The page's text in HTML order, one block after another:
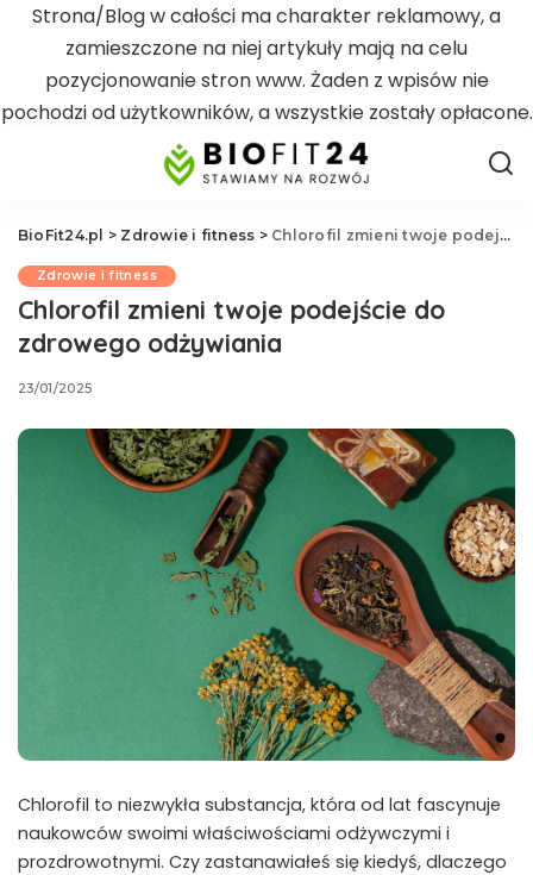
Strona/Blog w całości ma charakter reklamowy, a
zamieszczone na niej artykuły mają na celu
pozycjonowanie stron www. Żaden z wpisów nie
pochodzi od użytkowników, a wszystkie zostały opłacone.
BioFit24.pl > Zdrowie i fitness > Chlorofil zmieni twoje podejście do zdrowego odżywiania
Zdrowie i fitness
Chlorofil zmieni twoje podejście do
zdrowego odżywiania
23/01/2025
Chlorofil to niezwykła substancja, która od lat fascynuje
naukowców swoimi właściwościami odżywczymi i
prozdrowotnymi. Czy zastanawiałeś się kiedyś, dlaczego